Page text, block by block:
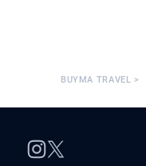
BUYMA TRAVEL >